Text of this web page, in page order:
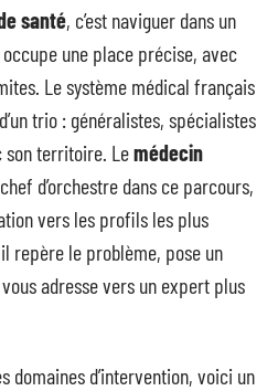
santé, c’est naviguer dans un
une place précise, avec
Le système médical français
trio : généralistes, spécialistes
son territoire. Lemédecin
d’orchestre dans ce parcours,
vers les profils les plus
repère le problème, pose un
adresse vers un expert plus
domaines d’intervention, voici un